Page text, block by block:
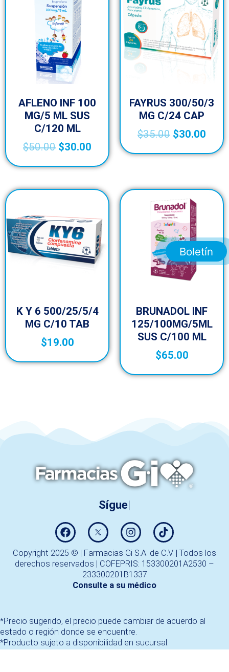
AFLENO INF 100
MG/5 ML SUS
C/120 ML
$50.00 $30.00
FAYRUS 300/50/3
MG C/24 CAP
$35.00 $30.00
K Y 6 500/25/5/4
MG C/10 TAB
$19.00
BRUNADOL INF
125/100MG/5ML
SUS C/100 ML
$65.00
Boletín
Copyright 2025 © | Farmacias Gi S.A. de C.V. | Todos los
derechos reservados | COFEPRIS: 153300201A2530 –
233300201B1337
Consulte a su médico
*Precio sugerido, el precio puede cambiar de acuerdo al
estado o región donde se encuentre.
*Producto sujeto a disponibilidad en sucursal.